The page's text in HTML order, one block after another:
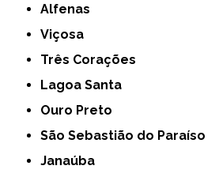
Alfenas
Viçosa
Três Corações
Lagoa Santa
Ouro Preto
São Sebastião do Paraíso
Janaúba